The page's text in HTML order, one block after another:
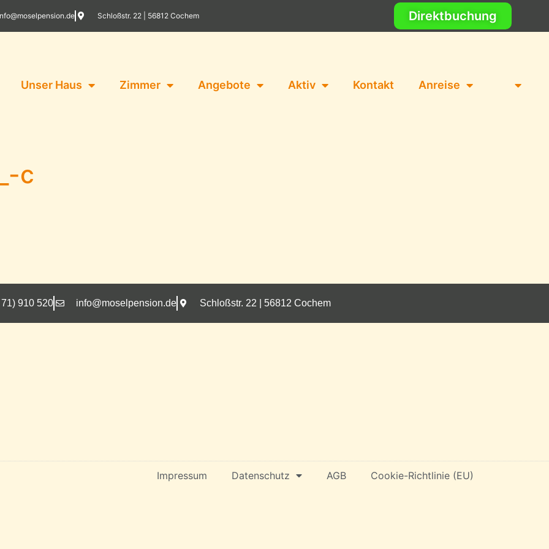
Schloßstr. 22 | 56812 Cochem Direktbuchung
Unser Haus Zimmer Angebote Aktiv Kontakt Anreise
c
910 520 info@moselpension.de Schloßstr. 22 | 56812 Cochem
Impressum Datenschutz AGB Cookie-Richtlinie (EU)